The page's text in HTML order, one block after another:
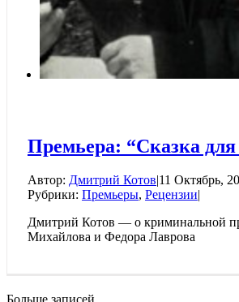
Премьера: “Сказка
Автор: Дмитрий Котов|11 Октябрь,
Рубрики: Премьеры, Рецензии|
Дмитрий Котов — о криминальной
Михайлова и Федора Лаврова